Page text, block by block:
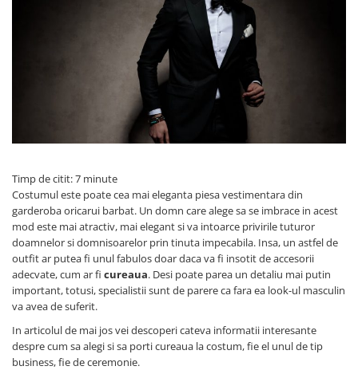
Timp de citit: 7 minute
Costumul este poate cea mai eleganta piesa vestimentara din
garderoba oricarui barbat. Un domn care alege sa se imbrace in acest
mod este mai atractiv, mai elegant si va intoarce privirile tuturor
doamnelor si domnisoarelor prin tinuta impecabila. Insa, un astfel de
outfit ar putea fi unul fabulos doar daca va fi insotit de accesorii
adecvate, cum ar fi cureaua. Desi poate parea un detaliu mai putin
important, totusi, specialistii sunt de parere ca fara ea look-ul masculin
va avea de suferit.
In articolul de mai jos vei descoperi cateva informatii interesante
despre cum sa alegi si sa porti cureaua la costum, fie el unul de tip
business, fie de ceremonie.